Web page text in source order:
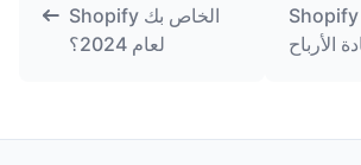
Shopify الخاص بك
لعام 2024؟
Shopify الخاص بك
الأرباح